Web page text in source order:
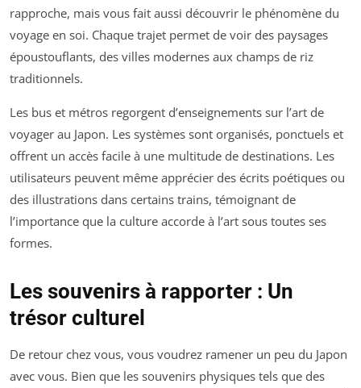
rapproche, mais vous fait aussi découvrir le phénomène du
voyage en soi. Chaque trajet permet de voir des paysages
époustouflants, des villes modernes aux champs de riz
traditionnels.
Les bus et métros regorgent d’enseignements sur l’art de
voyager au Japon. Les systèmes sont organisés, ponctuels et
offrent un accès facile à une multitude de destinations. Les
utilisateurs peuvent même apprécier des écrits poétiques ou
des illustrations dans certains trains, témoignant de
l’importance que la culture accorde à l’art sous toutes ses
formes.
Les souvenirs à rapporter : Un
trésor culturel
De retour chez vous, vous voudrez ramener un peu du Japon
avec vous. Bien que les souvenirs physiques tels que des